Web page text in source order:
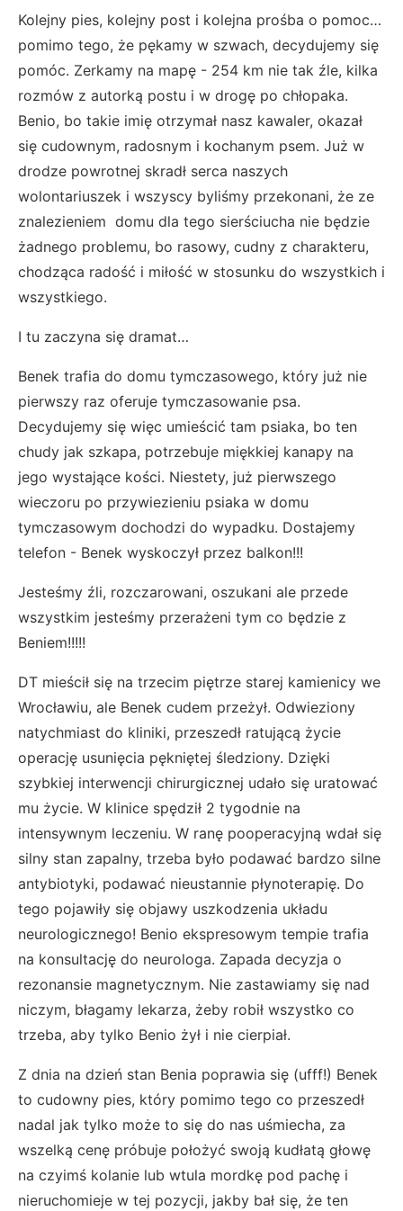
Kolejny pies, kolejny post i kolejna prośba o pomoc…
pomimo tego, że pękamy w szwach, decydujemy się
pomóc. Zerkamy na mapę - 254 km nie tak źle, kilka
rozmów z autorką postu i w drogę po chłopaka.
Benio, bo takie imię otrzymał nasz kawaler, okazał
się cudownym, radosnym i kochanym psem. Już w
drodze powrotnej skradł serca naszych
wolontariuszek i wszyscy byliśmy przekonani, że ze
znalezieniem domu dla tego sierściucha nie będzie
żadnego problemu, bo rasowy, cudny z charakteru,
chodząca radość i miłość w stosunku do wszystkich i
wszystkiego.
I tu zaczyna się dramat…
Benek trafia do domu tymczasowego, który już nie
pierwszy raz oferuje tymczasowanie psa.
Decydujemy się więc umieścić tam psiaka, bo ten
chudy jak szkapa, potrzebuje miękkiej kanapy na
jego wystające kości. Niestety, już pierwszego
wieczoru po przywiezieniu psiaka w domu
tymczasowym dochodzi do wypadku. Dostajemy
telefon - Benek wyskoczył przez balkon!!!
Jesteśmy źli, rozczarowani, oszukani ale przede
wszystkim jesteśmy przerażeni tym co będzie z
Beniem!!!!!
DT mieścił się na trzecim piętrze starej kamienicy we
Wrocławiu, ale Benek cudem przeżył. Odwieziony
natychmiast do kliniki, przeszedł ratującą życie
operację usunięcia pękniętej śledziony. Dzięki
szybkiej interwencji chirurgicznej udało się uratować
mu życie. W klinice spędził 2 tygodnie na
intensywnym leczeniu. W ranę pooperacyjną wdał się
silny stan zapalny, trzeba było podawać bardzo silne
antybiotyki, podawać nieustannie płynoterapię. Do
tego pojawiły się objawy uszkodzenia układu
neurologicznego! Benio ekspresowym tempie trafia
na konsultację do neurologa. Zapada decyzja o
rezonansie magnetycznym. Nie zastawiamy się nad
niczym, błagamy lekarza, żeby robił wszystko co
trzeba, aby tylko Benio żył i nie cierpiał.
Z dnia na dzień stan Benia poprawia się (ufff!) Benek
to cudowny pies, który pomimo tego co przeszedł
nadal jak tylko może to się do nas uśmiecha, za
wszelką cenę próbuje położyć swoją kudłatą głowę
na czyimś kolanie lub wtula mordkę pod pachę i
nieruchomieje w tej pozycji, jakby bał się, że ten